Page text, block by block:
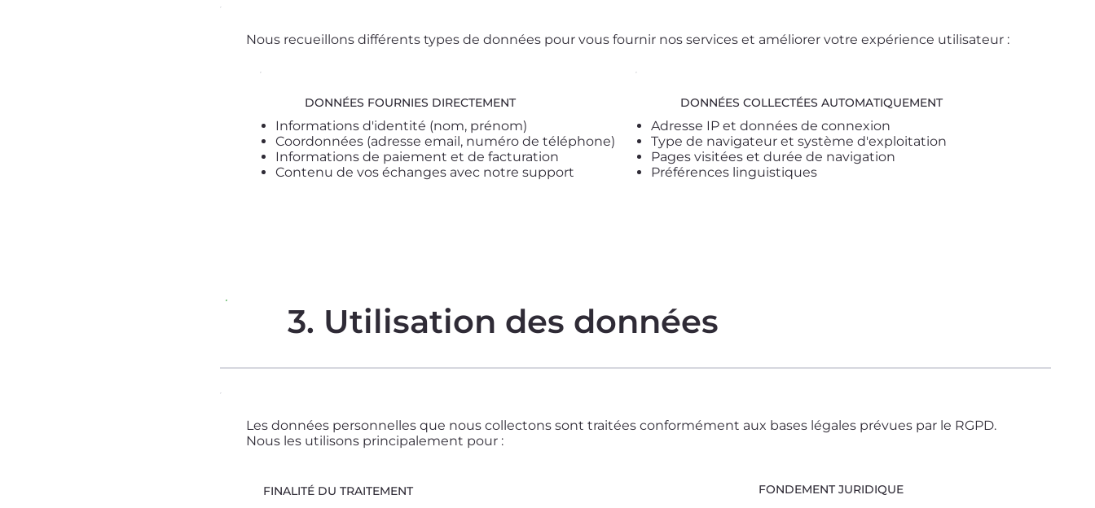
3. Utilisation des données
Les données personnelles que nous collectons sont traitées conformément aux bases légales prévues par le RGPD.
Nous les utilisons principalement pour :
FINALITÉ DU TRAITEMENT FONDEMENT JURIDIQUE
Informations d'identité (nom, prénom)
Coordonnées (adresse email, numéro de téléphone)
Informations de paiement et de facturation
Contenu de vos échanges avec notre support
DONNÉES FOURNIES DIRECTEMENT
Adresse IP et données de connexion
Type de navigateur et système d'exploitation
Pages visitées et durée de navigation
Préférences linguistiques
DONNÉES COLLECTÉES AUTOMATIQUEMENT
Nous recueillons différents types de données pour vous fournir nos services et améliorer votre expérience utilisateur :